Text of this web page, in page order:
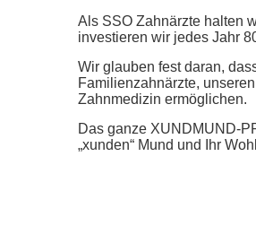
Als SSO Zahnärzte halten
investieren wir jedes Jahr
Wir glauben fest daran,
Familienzahnärzte,
Zahnmedizin ermöglichen.
Das ganze XUNDMUND-
„xunden“ Mund und Ihr